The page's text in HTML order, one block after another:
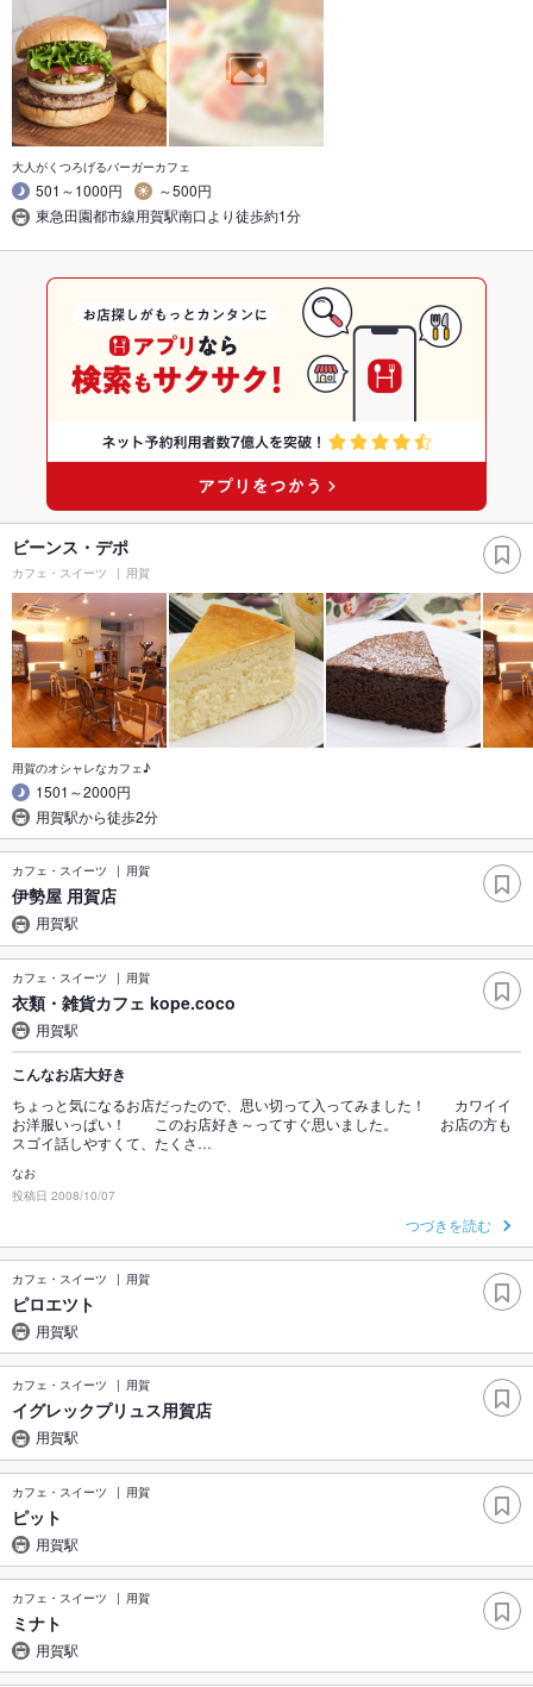
大人がくつろげるバーガーカフェ
501～1000円
～500円
東急田園都市線用賀駅南口より徒歩約1分
ビーンス・デポ
カフェ・スイーツ 用賀
用賀のオシャレなカフェ♪
1501～2000円
用賀駅から徒歩2分
カフェ・スイーツ 用賀
伊勢屋 用賀店
用賀駅
カフェ・スイーツ 用賀
衣類・雑貨カフェ kope.coco
用賀駅
こんなお店大好き
ちょっと気になるお店だったので、思い切って入ってみました！ カワイイ
お洋服いっぱい！ このお店好き～ってすぐ思いました。 お店の方も
スゴイ話しやすくて、たくさ…
なお
投稿日 2008/10/07
つづきを読む
カフェ・スイーツ 用賀
ピロエツト
用賀駅
カフェ・スイーツ 用賀
イグレックプリュス用賀店
用賀駅
カフェ・スイーツ 用賀
ピット
用賀駅
カフェ・スイーツ 用賀
ミナト
用賀駅